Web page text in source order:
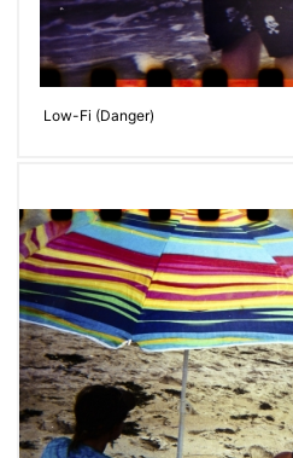
Low-Fi (Danger)